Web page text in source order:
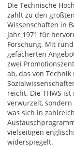
Die Technische
zählt zu den
Wissenschaften in
Jahr 1971 für
Forschung. Mit
gefächerten
zwei
ab, das von
reicht. Die THWS
verwurzelt,
was sich in
vielseitigen
widerspiegelt.